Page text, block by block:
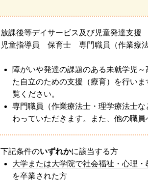
放課後等デイサービス及び児童発達支援
児童指導員 保育士 専門職員（作業療法
障がいや発達の課題のある未就学児
た自立のための支援（療育）を行い
覧ください。
専門職員（作業療法士・理学療法士
わっていただきます。また、他の職
下記条件のいずれかに該当する方
大学または大学院で社会福祉・心理・
を卒業された方